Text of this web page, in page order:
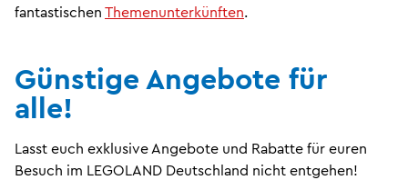
fantastischen Themenunterkünften.
Günstige Angebote für
alle!
Lasst euch exklusive Angebote und Rabatte für euren
Besuch im LEGOLAND Deutschland nicht entgehen!